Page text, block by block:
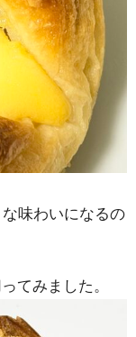
味わいになるの
てみました。